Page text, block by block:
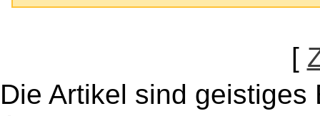
[
Die Artikel sind